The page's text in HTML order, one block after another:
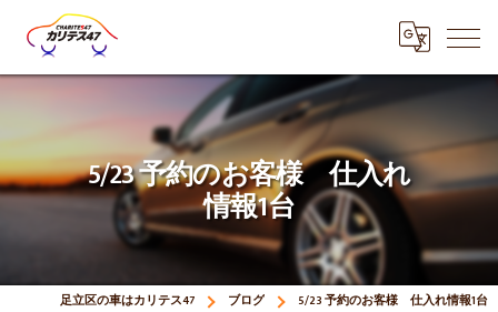
5/23 予約のお客様 仕入れ
情報1台
足立区の車はカリテス47 ブログ 5/23 予約のお客様 仕入れ情報1台